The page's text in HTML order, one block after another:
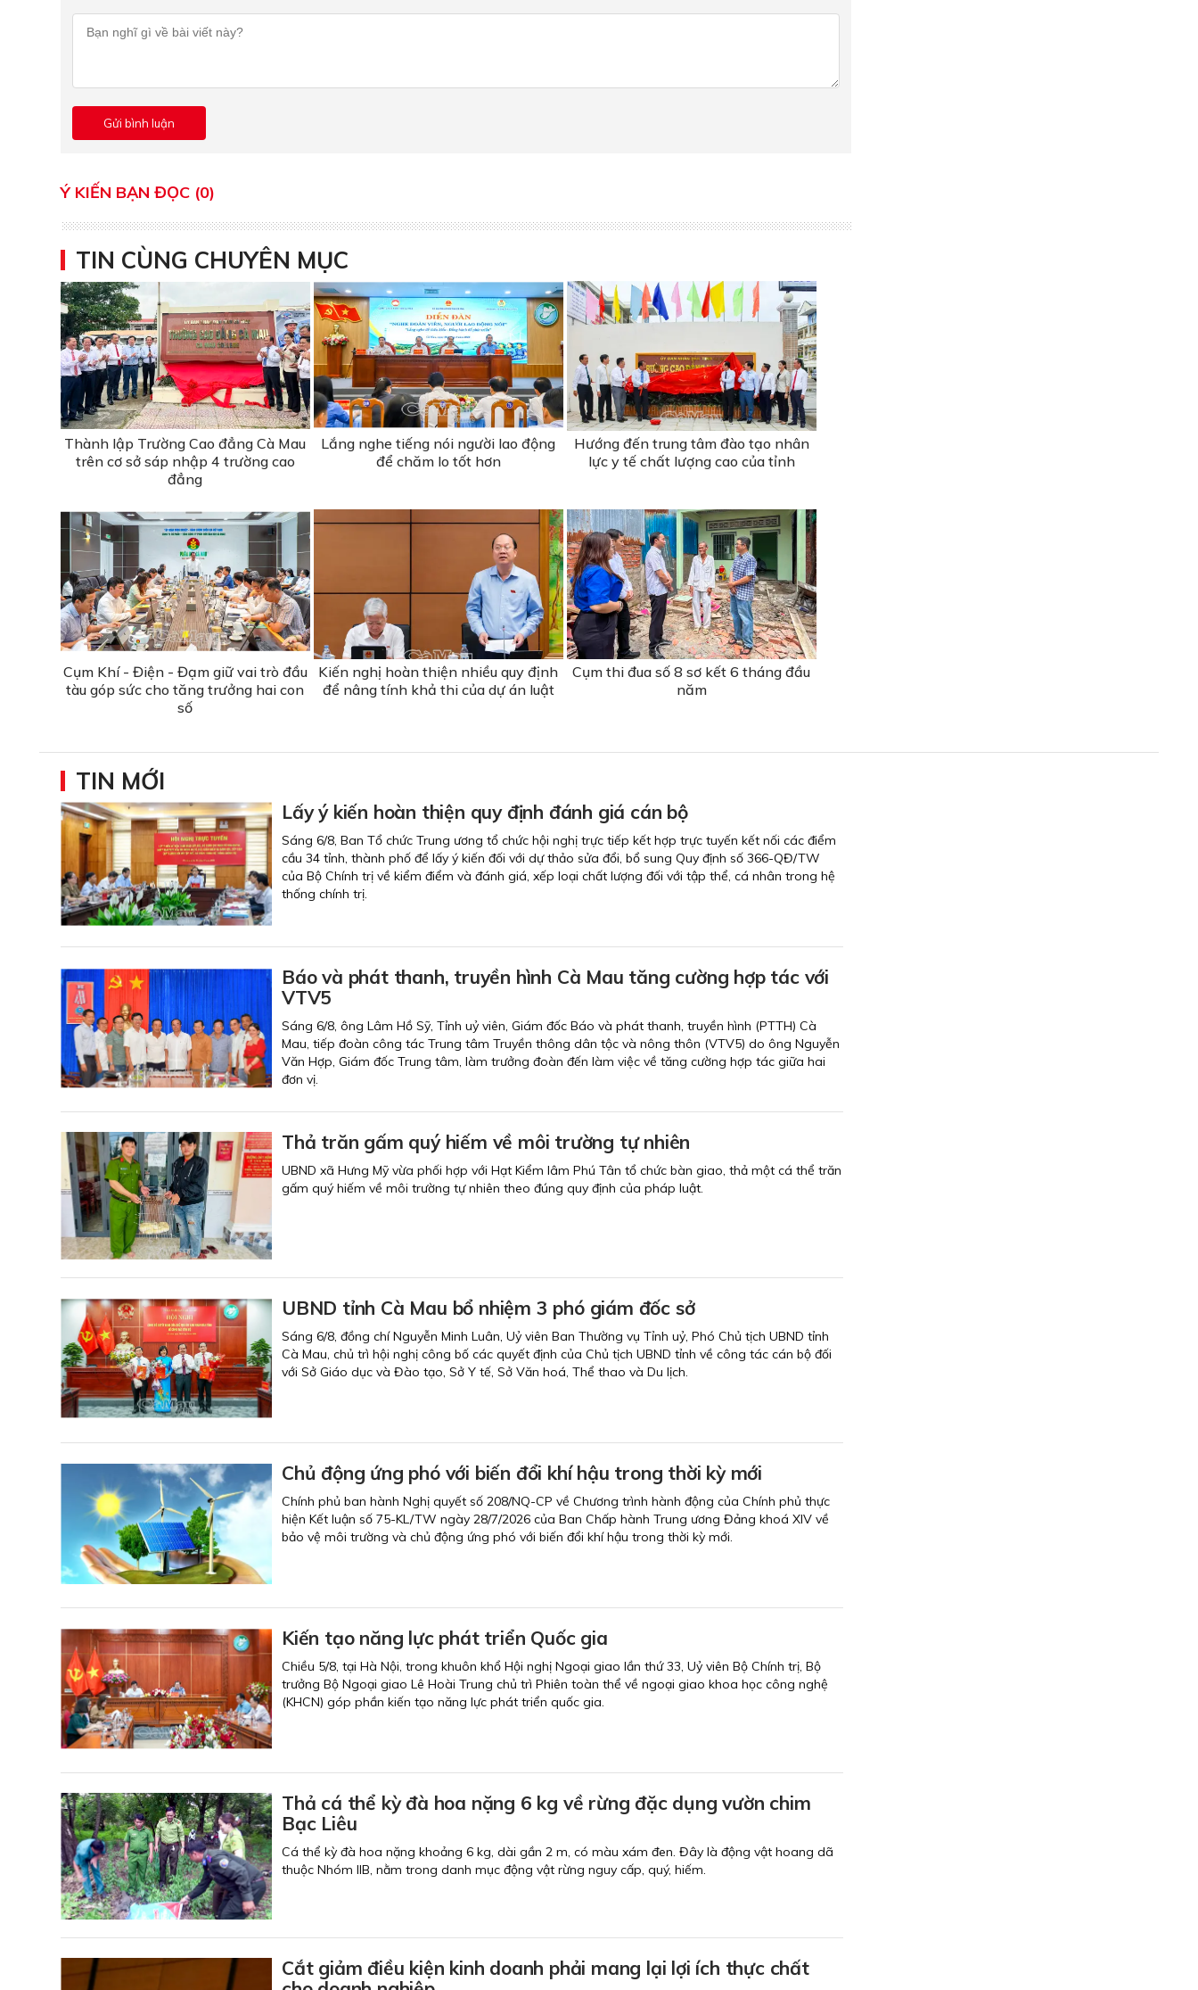
Ý KIẾN BẠN ĐỌC (0)
TIN CÙNG CHUYÊN MỤC
Thành lập Trường Cao đẳng Cà Mau
trên cơ sở sáp nhập 4 trường cao
đẳng
Lắng nghe tiếng nói người lao động
để chăm lo tốt hơn
Hướng đến trung tâm đào tạo nhân
lực y tế chất lượng cao của tỉnh
Cụm Khí - Điện - Đạm giữ vai trò đầu
tàu góp sức cho tăng trưởng hai con
số
Kiến nghị hoàn thiện nhiều quy định
để nâng tính khả thi của dự án luật
Cụm thi đua số 8 sơ kết 6 tháng đầu
năm
TIN MỚI
Lấy ý kiến hoàn thiện quy định đánh giá cán bộ
Sáng 6/8, Ban Tổ chức Trung ương tổ chức hội nghị trực tiếp kết hợp trực tuyến kết nối các điểm
cầu 34 tỉnh, thành phố để lấy ý kiến đối với dự thảo sửa đổi, bổ sung Quy định số 366-QĐ/TW
của Bộ Chính trị về kiểm điểm và đánh giá, xếp loại chất lượng đối với tập thể, cá nhân trong hệ
thống chính trị.
Báo và phát thanh, truyền hình Cà Mau tăng cường hợp tác với
VTV5
Sáng 6/8, ông Lâm Hồ Sỹ, Tỉnh uỷ viên, Giám đốc Báo và phát thanh, truyền hình (PTTH) Cà
Mau, tiếp đoàn công tác Trung tâm Truyền thông dân tộc và nông thôn (VTV5) do ông Nguyễn
Văn Hợp, Giám đốc Trung tâm, làm trưởng đoàn đến làm việc về tăng cường hợp tác giữa hai
đơn vị.
Thả trăn gấm quý hiếm về môi trường tự nhiên
UBND xã Hưng Mỹ vừa phối hợp với Hạt Kiểm lâm Phú Tân tổ chức bàn giao, thả một cá thể trăn
gấm quý hiếm về môi trường tự nhiên theo đúng quy định của pháp luật.
UBND tỉnh Cà Mau bổ nhiệm 3 phó giám đốc sở
Sáng 6/8, đồng chí Nguyễn Minh Luân, Uỷ viên Ban Thường vụ Tỉnh uỷ, Phó Chủ tịch UBND tỉnh
Cà Mau, chủ trì hội nghị công bố các quyết định của Chủ tịch UBND tỉnh về công tác cán bộ đối
với Sở Giáo dục và Đào tạo, Sở Y tế, Sở Văn hoá, Thể thao và Du lịch.
Chủ động ứng phó với biến đổi khí hậu trong thời kỳ mới
Chính phủ ban hành Nghị quyết số 208/NQ-CP về Chương trình hành động của Chính phủ thực
hiện Kết luận số 75-KL/TW ngày 28/7/2026 của Ban Chấp hành Trung ương Đảng khoá XIV về
bảo vệ môi trường và chủ động ứng phó với biến đổi khí hậu trong thời kỳ mới.
Kiến tạo năng lực phát triển Quốc gia
Chiều 5/8, tại Hà Nội, trong khuôn khổ Hội nghị Ngoại giao lần thứ 33, Uỷ viên Bộ Chính trị, Bộ
trưởng Bộ Ngoại giao Lê Hoài Trung chủ trì Phiên toàn thể về ngoại giao khoa học công nghệ
(KHCN) góp phần kiến tạo năng lực phát triển quốc gia.
Thả cá thể kỳ đà hoa nặng 6 kg về rừng đặc dụng vườn chim
Bạc Liêu
Cá thể kỳ đà hoa nặng khoảng 6 kg, dài gần 2 m, có màu xám đen. Đây là động vật hoang dã
thuộc Nhóm IIB, nằm trong danh mục động vật rừng nguy cấp, quý, hiếm.
Cắt giảm điều kiện kinh doanh phải mang lại lợi ích thực chất